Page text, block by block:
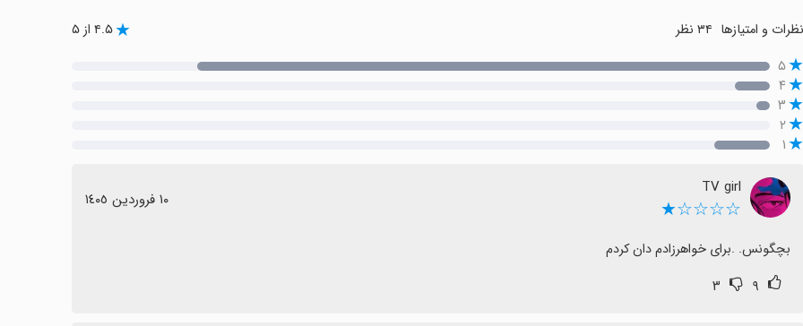
نظرات و امتیازها ۴.۵ از ۵
۵
۴
۳
۲
۱
TV girl
☆☆☆☆★ ١٠ فروردین ١٤٠٥
بچگونس. ‌.برای خواهرزادم دان کردم
۹ ۳